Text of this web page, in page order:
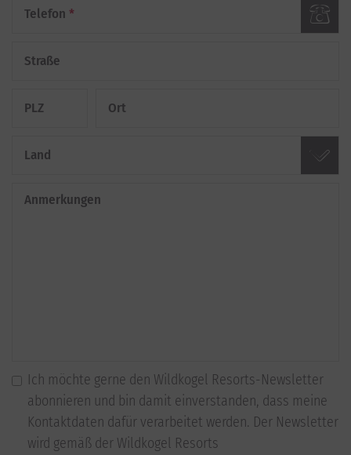
Telefon *
Straße
PLZ Ort
Land
Anmerkungen
Ich möchte gerne den Wildkogel Resorts-Newsletter
abonnieren und bin damit einverstanden, dass meine
Kontaktdaten dafür verarbeitet werden. Der Newsletter
wird gemäß der Wildkogel Resorts